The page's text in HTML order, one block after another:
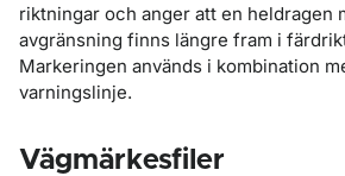
riktningar och anger att en heldragen
avgränsning finns längre fram i
Markeringen används i kombination
varningslinje.
Vägmärkesfiler